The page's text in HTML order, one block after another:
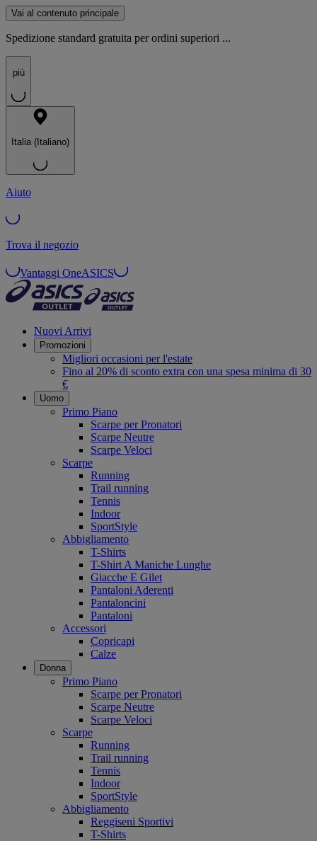
Vai al contenuto principale
Spedizione standard gratuita per ordini superiori ...
più
Italia (Italiano)
Aiuto
Trova il negozio
Vantaggi OneASICS
Nuovi Arrivi
Promozioni
Migliori occasioni per l'estate
Fino al 20% di sconto extra con una spesa minima di 30
€
Uomo
Primo Piano
Scarpe per Pronatori
Scarpe Neutre
Scarpe Veloci
Scarpe
Running
Trail running
Tennis
Indoor
SportStyle
Abbigliamento
T-Shirts
T-Shirt A Maniche Lunghe
Giacche E Gilet
Pantaloni Aderenti
Pantaloncini
Pantaloni
Accessori
Copricapi
Calze
Donna
Primo Piano
Scarpe per Pronatori
Scarpe Neutre
Scarpe Veloci
Scarpe
Running
Trail running
Tennis
Indoor
SportStyle
Abbigliamento
Reggiseni Sportivi
T-Shirts